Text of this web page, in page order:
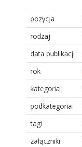
pozycja
rodzaj
data publikacji
rok
kategoria
podkategoria
tagi
załączniki